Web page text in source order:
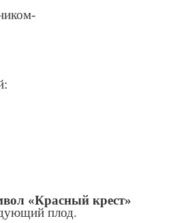
«Красный крест»
плод.